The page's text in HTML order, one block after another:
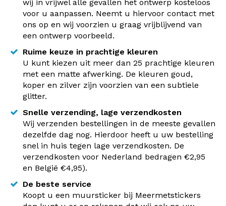
wij in vrijwel alle gevallen het ontwerp kosteloos
voor u aanpassen. Neemt u hiervoor contact met
ons op en wij voorzien u graag vrijblijvend van
een ontwerp voorbeeld.
Ruime keuze in prachtige kleuren
U kunt kiezen uit meer dan 25 prachtige kleuren
met een matte afwerking. De kleuren goud,
koper en zilver zijn voorzien van een subtiele
glitter.
Snelle verzending, lage verzendkosten
Wij verzenden bestellingen in de meeste gevallen
dezelfde dag nog. Hierdoor heeft u uw bestelling
snel in huis tegen lage verzendkosten. De
verzendkosten voor Nederland bedragen €2,95
en België €4,95).
De beste service
Koopt u een muursticker bij Meermetstickers